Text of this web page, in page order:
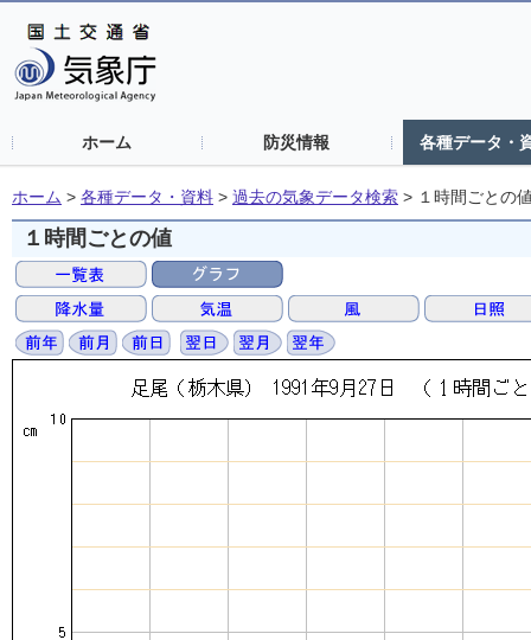
ホーム 防災情報 各種データ・
ホーム > 各種データ・資料 > 過去の気象データ検索 > １時間ごとの
１時間ごとの値